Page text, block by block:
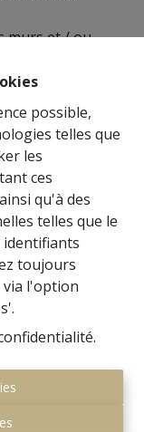
possible,
telles que
les
ces
qu'à des
telles que le
toujours
via l'option
.
murs et / ou
sont toujours
qu'il y ait de
douce;
fleurs
maison. Ils
de
et les toilettes
visible;